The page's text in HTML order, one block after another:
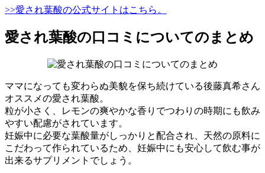
>>愛され葉酸の公式サイトはこちら。
愛され葉酸の口コミについてのまとめ
ママになっても変わらぬ美貌を保ち続けている後藤真希さん
オススメの愛され葉酸。
粒が小さく、レモンの爽やかな香りでつわりの時期にも飲み
やすい配慮がされています。
妊娠中に必要な葉酸量がしっかりと配合され、天然の原料に
こだわって作られているため、妊娠中にも安心して飲む事が
出来るサプリメントでしょう。